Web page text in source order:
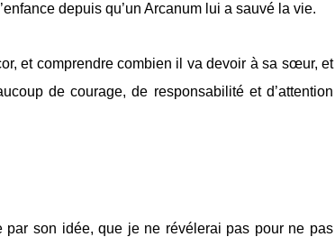
depuis qu’un Arcanum lui a sauvé la vie.
et comprendre combien il va devoir à sa sœur, et
de courage, de responsabilité et d’attention
par son idée, que je ne révélerai pas pour ne pas